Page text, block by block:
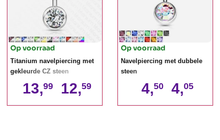
Op voorraad
Titanium navelpiercing met
gekleurde CZ steen
13,99 12,59
Op voorraad
Navelpiercing met dubbele
steen
4,50 4,05